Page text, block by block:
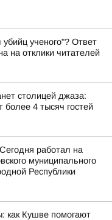
ученого"? Ответ
на отклики читателей
столицей джаза:
более 4 тысяч гостей
работал на
муниципального
Республики
как Кушве помогают